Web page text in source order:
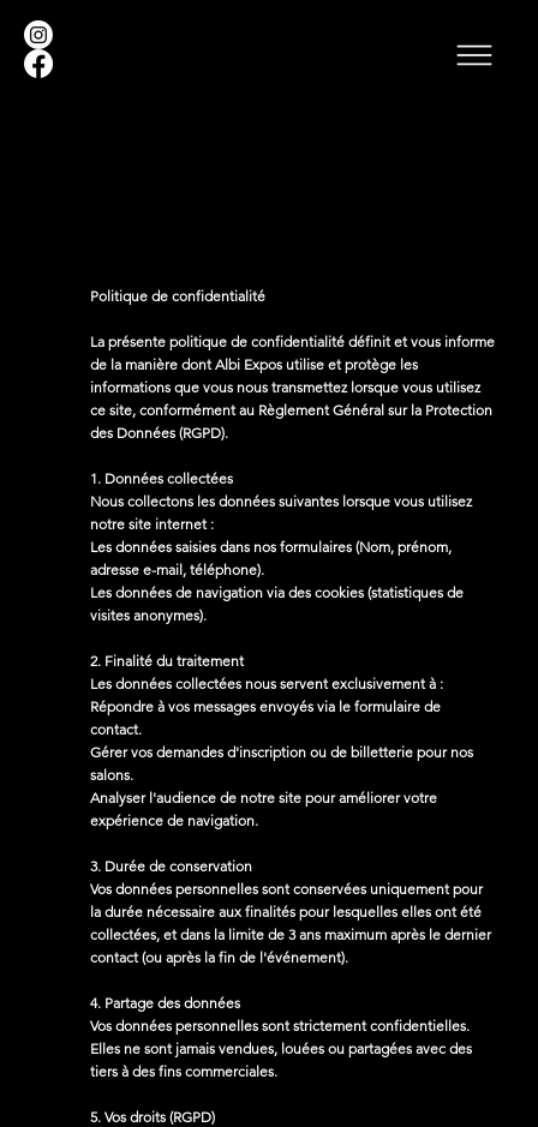
Politique de confidentialité
La présente politique de confidentialité définit et vous informe
de la manière dont Albi Expos utilise et protège les
informations que vous nous transmettez lorsque vous utilisez
ce site, conformément au Règlement Général sur la Protection
des Données (RGPD).
1. Données collectées
Nous collectons les données suivantes lorsque vous utilisez
notre site internet :
Les données saisies dans nos formulaires (Nom, prénom,
adresse e-mail, téléphone).
Les données de navigation via des cookies (statistiques de
visites anonymes).
2. Finalité du traitement
Les données collectées nous servent exclusivement à :
Répondre à vos messages envoyés via le formulaire de
contact.
Gérer vos demandes d'inscription ou de billetterie pour nos
salons.
Analyser l'audience de notre site pour améliorer votre
expérience de navigation.
3. Durée de conservation
Vos données personnelles sont conservées uniquement pour
la durée nécessaire aux finalités pour lesquelles elles ont été
collectées, et dans la limite de 3 ans maximum après le dernier
contact (ou après la fin de l'événement).
4. Partage des données
Vos données personnelles sont strictement confidentielles.
Elles ne sont jamais vendues, louées ou partagées avec des
tiers à des fins commerciales.
5. Vos droits (RGPD)